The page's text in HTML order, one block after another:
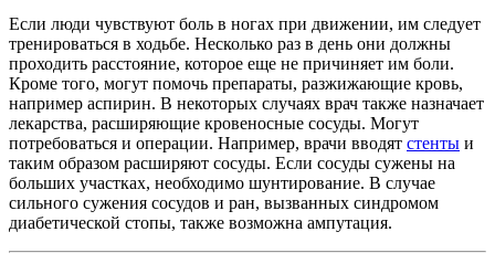
Если люди чувствуют боль в ногах при движении, им следует
тренироваться в ходьбе. Несколько раз в день они должны
проходить расстояние, которое еще не причиняет им боли.
Кроме того, могут помочь препараты, разжижающие кровь,
например аспирин. В некоторых случаях врач также назначает
лекарства, расширяющие кровеносные сосуды. Могут
потребоваться и операции. Например, врачи вводят стенты и
таким образом расширяют сосуды. Если сосуды сужены на
больших участках, необходимо шунтирование. В случае
сильного сужения сосудов и ран, вызванных синдромом
диабетической стопы, также возможна ампутация.